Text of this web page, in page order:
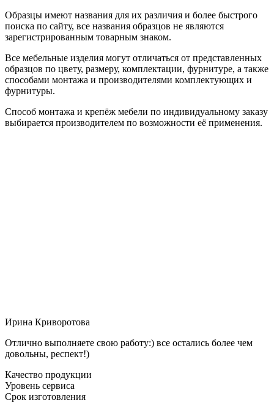
Образцы имеют названия для их различия и более быстрого
поиска по сайту, все названия образцов не являются
зарегистрированным товарным знаком.
Все мебельные изделия могут отличаться от представленных
образцов по цвету, размеру, комплектации, фурнитуре, а также
способами монтажа и производителями комплектующих и
фурнитуры.
Способ монтажа и крепёж мебели по индивидуальному заказу
выбирается производителем по возможности её применения.
Ирина Криворотова
Отлично выполняете свою работу:) все остались более чем
довольны, респект!)
Качество продукции
Уровень сервиса
Срок изготовления